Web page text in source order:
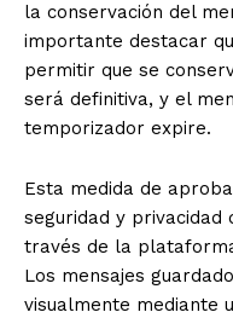
la conservación del
importante destacar
permitir que se
será definitiva, y el
temporizador expire.
Esta medida de
seguridad y
través de la
Los mensajes
visualmente mediante